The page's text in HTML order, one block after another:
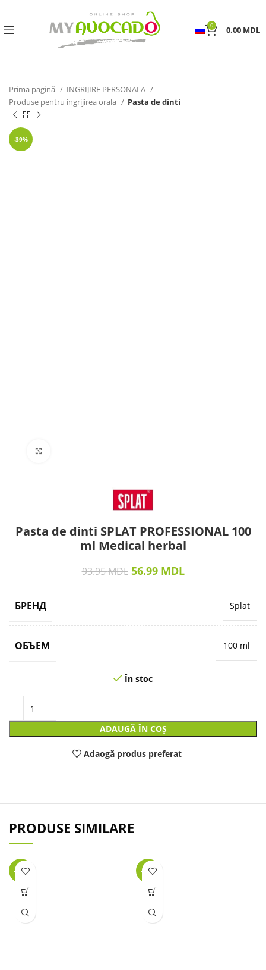
0 0.00 MDL
Prima pagină
INGRIJIRE PERSONALA
Produse pentru ingrijirea orala
Pasta de dinti
-39%
Pasta de dinti SPLAT PROFESSIONAL 100
ml Medical herbal
93.95MDL 56.99 MDL
БРЕНД Splat
ОБЪЕМ 100 ml
În stoc
ADAUGĂ ÎN COȘ
Adaogă produs preferat
PRODUSE SIMILARE
-34% -31%